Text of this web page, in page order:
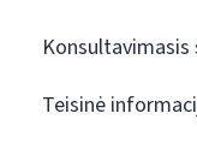
Konsultavimasis
Teisinė